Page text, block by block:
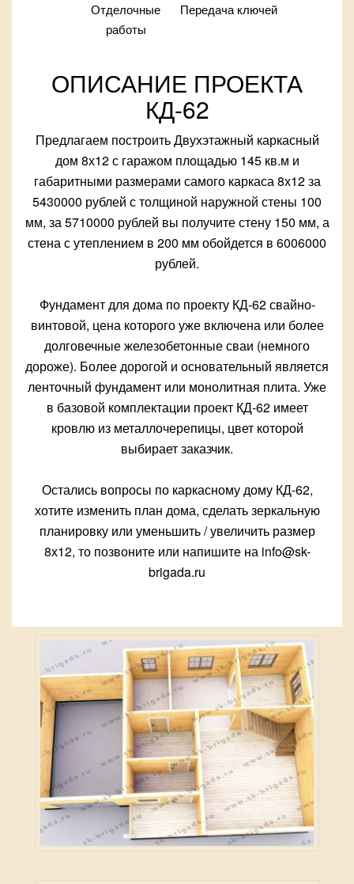
Отделочные
работы
Передача ключей
ОПИСАНИЕ ПРОЕКТА
КД-62
Предлагаем построить Двухэтажный каркасный
дом 8х12 с гаражом площадью 145 кв.м и
габаритными размерами самого каркаса 8х12 за
5430000 рублей с толщиной наружной стены 100
мм, за 5710000 рублей вы получите стену 150 мм, а
стена с утеплением в 200 мм обойдется в 6006000
рублей.
Фундамент для дома по проекту КД-62 свайно-
винтовой, цена которого уже включена или более
долговечные железобетонные сваи (немного
дороже). Более дорогой и основательный является
ленточный фундамент или монолитная плита. Уже
в базовой комплектации проект КД-62 имеет
кровлю из металлочерепицы, цвет которой
выбирает заказчик.
Остались вопросы по каркасному дому КД-62,
хотите изменить план дома, сделать зеркальную
планировку или уменьшить / увеличить размер
8х12, то позвоните или напишите на info@sk-
brigada.ru